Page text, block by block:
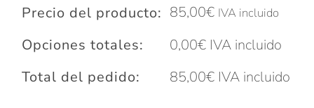
Precio del producto: 85,00€ IVA incluido
Opciones totales: 0,00€IVA incluido
Total del pedido:
85,00€IVA incluido